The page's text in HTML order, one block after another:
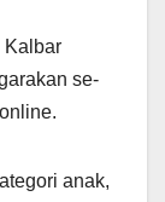
Kalbar
se-
anak,